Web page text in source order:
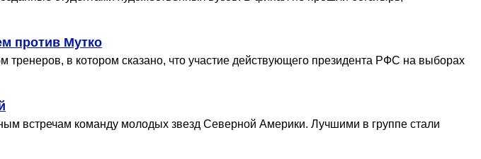
против Мутко
в котором сказано, что участие действующего президента РФС на выборах
встречам команду молодых звезд Северной Америки. Лучшими в группе стали